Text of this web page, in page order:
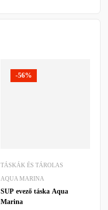
-56%
TÁSKÁK ÉS TÁROLAS
AQUA MARINA
SUP evező táska Aqua
Marina